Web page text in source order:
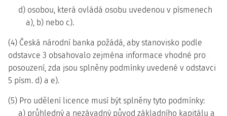
d) osobou, která ovládá osobu uvedenou v písmenech
a), b) nebo c).
(4) Česká národní banka požádá, aby stanovisko podle
odstavce 3 obsahovalo zejména informace vhodné pro
posouzení, zda jsou splněny podmínky uvedené v odstavci
5 písm. d) a e).
(5) Pro udělení licence musí být splněny tyto podmínky:
a) průhledný a nezávadný původ základního kapitálu a